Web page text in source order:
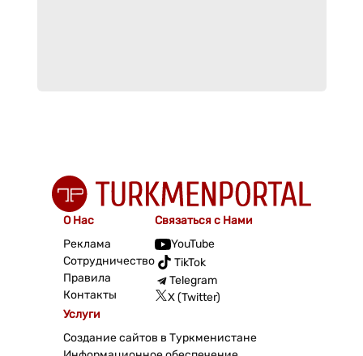
О Нас
Реклама
Сотрудничество
Правила
Контакты
Связаться с Нами
YouTube
TikTok
Telegram
X (Twitter)
Услуги
Создание сайтов в Туркменистане